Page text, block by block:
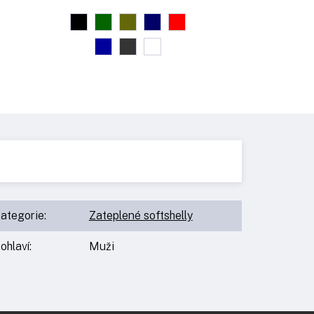
: Zateplené softshelly
: Muži